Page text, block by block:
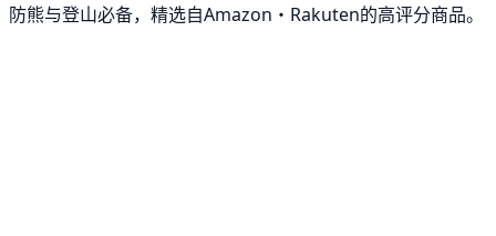
防熊与登山必备，精选自Amazon・Rakuten的高评分商品。